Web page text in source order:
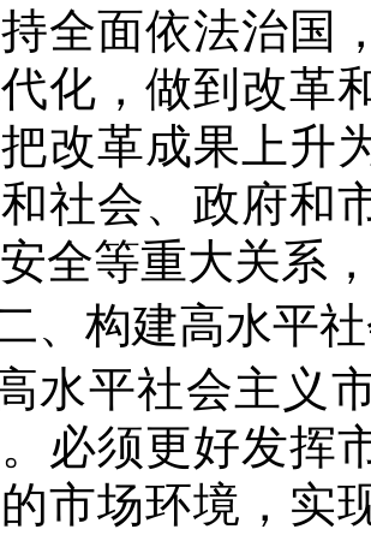
全面依法治国
化，做到改革
改革成果上升
社会、政府和
全等重大关系
、构建高水平
水平社会主义
必须更好发挥
市场环境，实